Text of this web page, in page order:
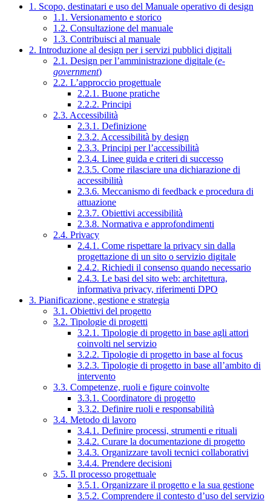
1. Scopo, destinatari e uso del Manuale operativo di design
1.1. Versionamento e storico
1.2. Consultazione del manuale
1.3. Contribuisci al manuale
2. Introduzione al design per i servizi pubblici digitali
2.1. Design per l’amministrazione digitale (e-
government)
2.2. L’approccio progettuale
2.2.1. Buone pratiche
2.2.2. Principi
2.3. Accessibilità
2.3.1. Definizione
2.3.2. Accessibilità by design
2.3.3. Principi per l’accessibilità
2.3.4. Linee guida e criteri di successo
2.3.5. Come rilasciare una dichiarazione di
accessibilità
2.3.6. Meccanismo di feedback e procedura di
attuazione
2.3.7. Obiettivi accessibilità
2.3.8. Normativa e approfondimenti
2.4. Privacy
2.4.1. Come rispettare la privacy sin dalla
progettazione di un sito o servizio digitale
2.4.2. Richiedi il consenso quando necessario
2.4.3. Le basi del sito web: architettura,
informativa privacy, riferimenti DPO
3. Pianificazione, gestione e strategia
3.1. Obiettivi del progetto
3.2. Tipologie di progetti
3.2.1. Tipologie di progetto in base agli attori
coinvolti nel servizio
3.2.2. Tipologie di progetto in base al focus
3.2.3. Tipologie di progetto in base all’ambito di
intervento
3.3. Competenze, ruoli e figure coinvolte
3.3.1. Coordinatore di progetto
3.3.2. Definire ruoli e responsabilità
3.4. Metodo di lavoro
3.4.1. Definire processi, strumenti e rituali
3.4.2. Curare la documentazione di progetto
3.4.3. Organizzare tavoli tecnici collaborativi
3.4.4. Prendere decisioni
3.5. Il processo progettuale
3.5.1. Organizzare il progetto e la sua gestione
3.5.2. Comprendere il contesto d’uso del servizio